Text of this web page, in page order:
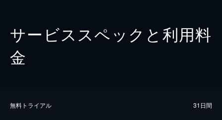
サービススペックと利用料
金
無料トライアル 31日間